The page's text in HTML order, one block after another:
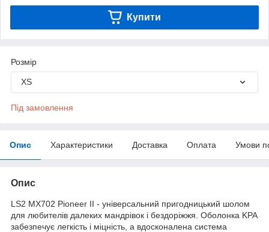
Купити
Розмір
XS
Під замовлення
Опис Характеристики Доставка Оплата Умови
Опис
LS2 MX702 Pioneer II - універсальний пригодницький шолом
для любителів далеких мандрівок і бездоріжжя. Оболонка KPA
забезпечує легкість і міцність, а вдосконалена система